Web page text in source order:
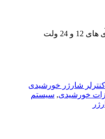
24 ولت
کنترلر شارژر خورشیدی
خورشیدی, سیستم